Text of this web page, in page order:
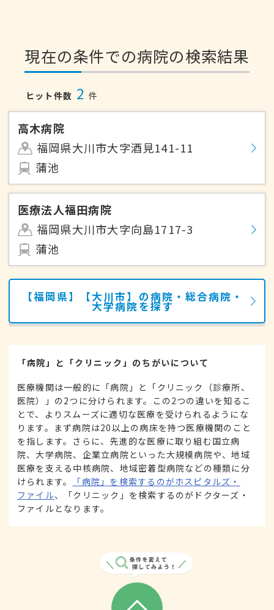
現在の条件での病院の検索結果
ヒット件数 2 件
高木病院
福岡県大川市大字酒見141-11
蒲池
医療法人福田病院
福岡県大川市大字向島1717-3
蒲池
【福岡県】【大川市】の病院・総合病院・
大学病院を探す
「病院」と「クリニック」のちがいについて
医療機関は一般的に「病院」と「クリニック（診療所、
医院）」の2つに分けられます。この2つの違いを知るこ
とで、よりスムーズに適切な医療を受けられるようにな
ります。まず病院は20以上の病床を持つ医療機関のこと
を指します。さらに、先進的な医療に取り組む国立病
院、大学病院、企業立病院といった大規模病院や、地域
医療を支える中核病院、地域密着型病院などの種類に分
けられます。
「病院」を検索するのがホスピタルズ・
ファイル、「クリニック」を検索するのがドクターズ・
ファイルとなります。